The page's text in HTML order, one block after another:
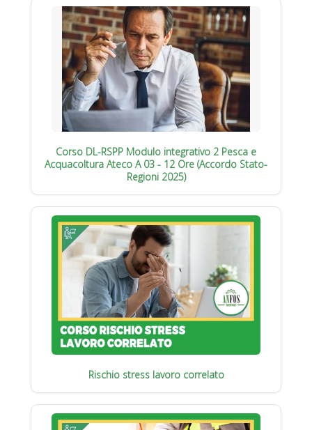
Corso DL-RSPP Modulo integrativo 2 Pesca e
Acquacoltura Ateco A 03 - 12 Ore (Accordo Stato-
Regioni 2025)
Rischio stress lavoro correlato